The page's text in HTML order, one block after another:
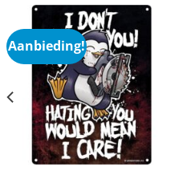
Aanbieding!